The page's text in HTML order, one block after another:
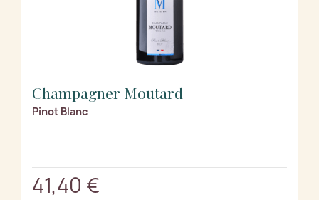
Champagner Moutard
Pinot Blanc
41,40 €